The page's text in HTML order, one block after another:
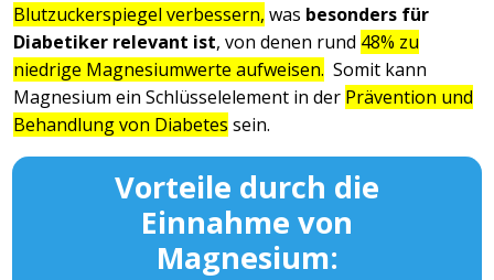
Blutzuckerspiegel verbessern, was besonders für
Diabetiker relevant ist, von denen rund 48% zu
niedrige Magnesiumwerte aufweisen. Somit kann
Magnesium ein Schlüsselelement in der Prävention und
Behandlung von Diabetes sein.
Vorteile durch die
Einnahme von
Magnesium: